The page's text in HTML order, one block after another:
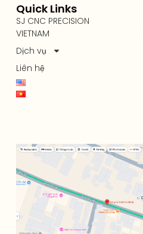
Quick Links
SJ CNC PRECISION
VIETNAM
Dịch vụ
Liên hệ